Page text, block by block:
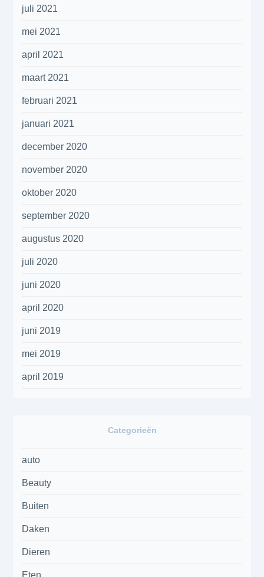
juli 2021
mei 2021
april 2021
maart 2021
februari 2021
januari 2021
december 2020
november 2020
oktober 2020
september 2020
augustus 2020
juli 2020
juni 2020
april 2020
juni 2019
mei 2019
april 2019
Categorieën
auto
Beauty
Buiten
Daken
Dieren
Eten